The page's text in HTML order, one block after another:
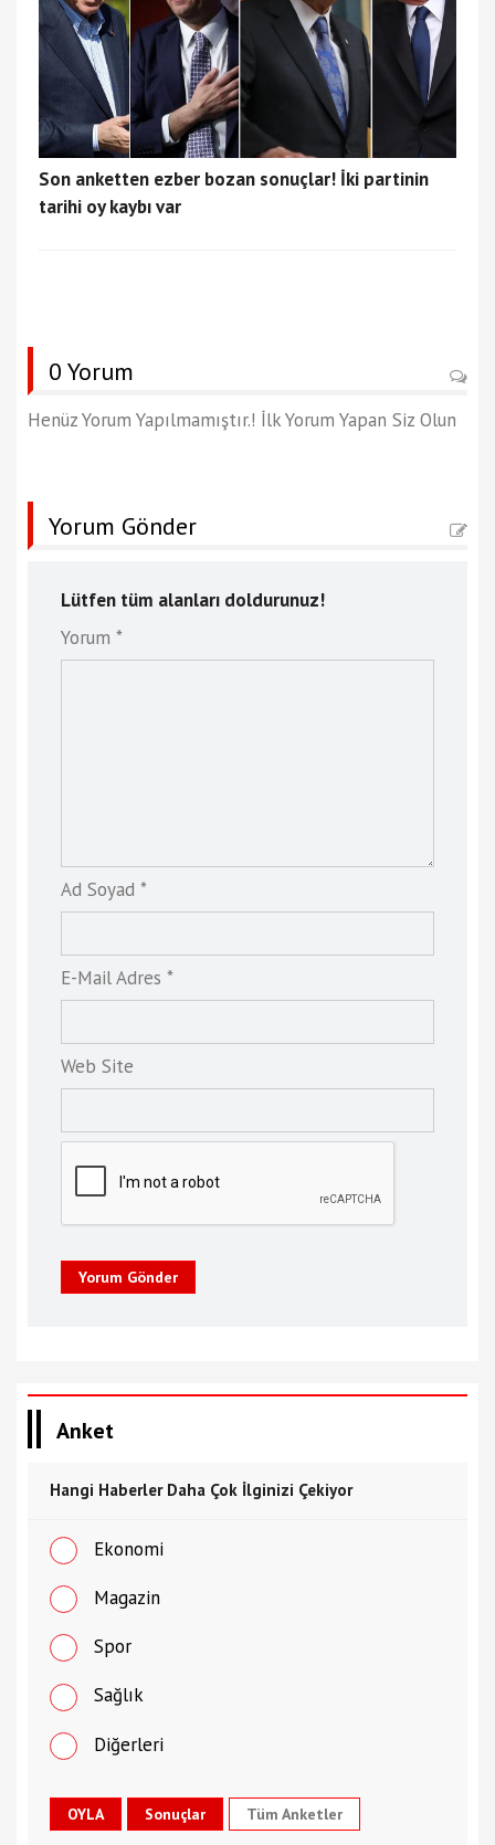
Son anketten ezber bozan sonuçlar! İki partinin
tarihi oy kaybı var
0 Yorum
Henüz Yorum Yapılmamıştır.! İlk Yorum Yapan Siz Olun
Yorum Gönder
Lütfen tüm alanları doldurunuz!
Yorum *
Ad Soyad *
E-Mail Adres *
Web Site
Yorum Gönder
Anket
Hangi Haberler Daha Çok İlginizi Çekiyor
Ekonomi
Magazin
Spor
Sağlık
Diğerleri
Tüm Anketler